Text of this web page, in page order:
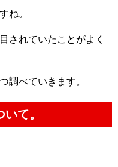
ね。
されていたことがよく
調べていきます。
て。